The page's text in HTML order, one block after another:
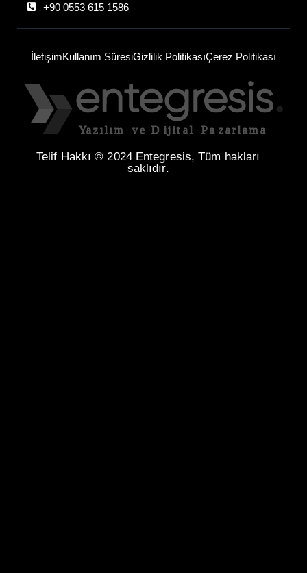
+90 0553 615 1586
İletişimKullanım SüresiGizlilik PolitikasıÇerez Politikası
Telif Hakkı © 2024 Entegresis, Tüm hakları
saklıdır.